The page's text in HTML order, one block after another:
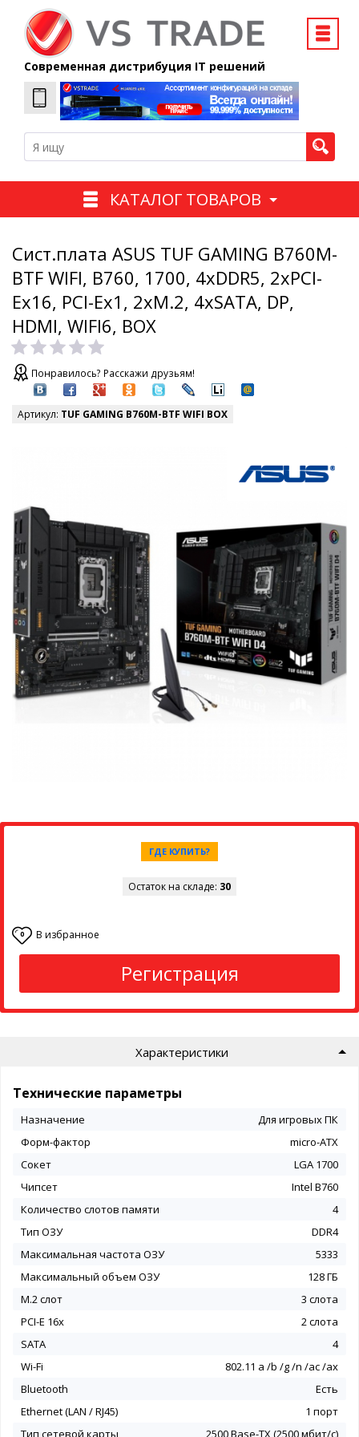
Современная дистрибуция IT решений
КАТАЛОГ ТОВАРОВ
Сист.плата ASUS TUF GAMING B760M-
BTF WIFI, B760, 1700, 4xDDR5, 2xPCI-
Ex16, PCI-Ex1, 2xM.2, 4xSATA, DP,
HDMI, WIFI6, BOX
Понравилось? Расскажи друзьям!
Артикул: TUF GAMING B760M-BTF WIFI BOX
ГДЕ КУПИТЬ?
Остаток на складе: 30
0 В избранное
Регистрация
Характеристики
Технические параметры
Назначение
Для игровых ПК
Форм-фактор
micro-ATX
Сокет
LGA 1700
Чипсет
Intel B760
Количество слотов памяти
4
Тип ОЗУ
DDR4
Максимальная частота ОЗУ
5333
Максимальный объем ОЗУ
128 ГБ
M.2 слот
3 слота
PCI-E 16x
2 слота
SATA
4
Wi-Fi
802.11 a /b /g /n /ac /ax
Bluetooth
Есть
Ethernet (LAN / RJ45)
1 порт
Тип сетевой карты
2500 Base-TX (2500 мбит/с)